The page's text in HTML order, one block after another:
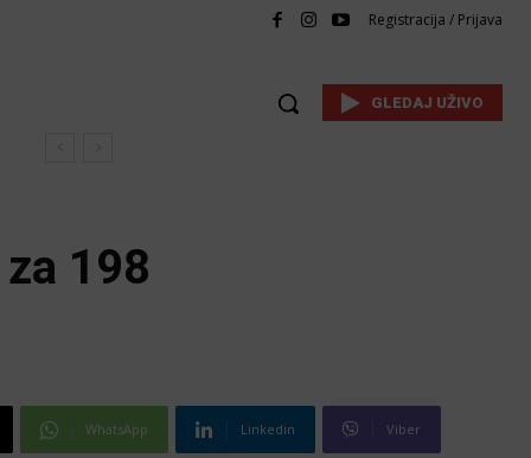
Registracija / Prijava
GLEDAJ UŽIVO
198
WhatsApp Linkedin Viber